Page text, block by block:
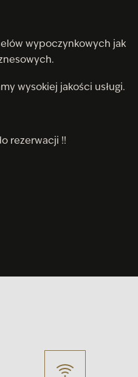
wypoczynkowych jak
wysokiej jakości usługi.
rezerwacji !!